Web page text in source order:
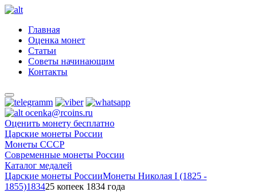
Главная
Оценка монет
Статьи
Советы начинающим
Контакты
ocenka@rcoins.ru
Оценить монету бесплатно
Царские монеты России
Монеты СССР
Современные монеты России
Каталог медалей
Царские монеты РоссииМонеты Николая I (1825 -
1855)183425 копеек 1834 года